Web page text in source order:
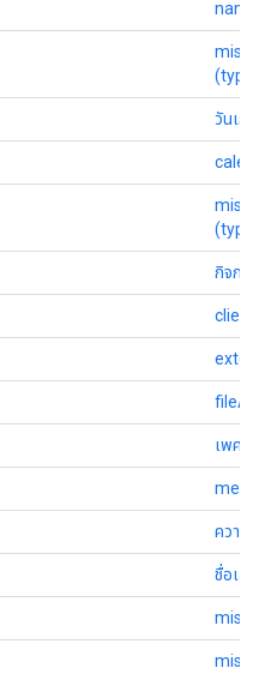
วันเกิด
กิจกร
เพศ
ความ
ชื่อเล่น